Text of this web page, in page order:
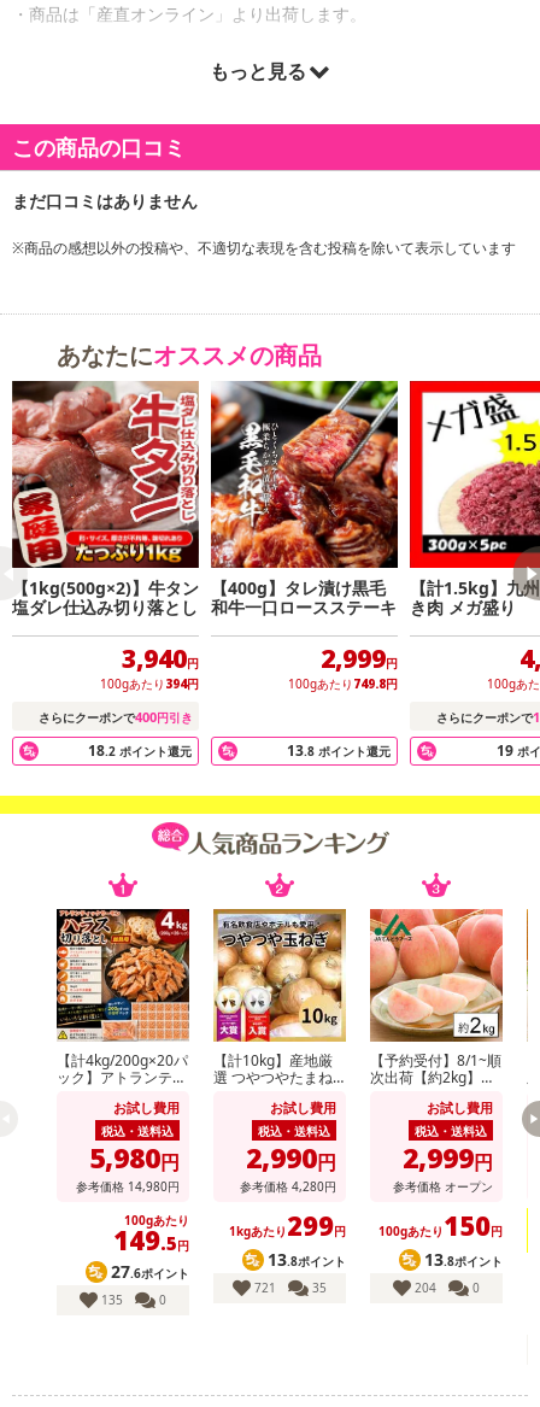
・商品は「産直オンライン」より出荷します。
鶏肉を,すり下ろしたニンニクやしょうがを効かせた
長野県中信地方（塩尻市・松本市等）の郷土料理です。
中信地方の居酒屋や食堂,家庭料理やスーパーの総菜
語呂合わせから命名されたという説や,山賊のように
丸ごと豪快に手づかみで食べたという説,山賊という名前の
食堂が始めたなどの説があります。
もっと見る
この商品の口コミ
※商品の感想以外の投稿や、不適切な表現を含む投稿を除いて表示しています
あなたにオススメの商品
【1kg(500g×2)】牛タン
塩ダレ仕込み切り落とし
3,940円
100gあたり 394円
さらにクーポンで400円引き
18.2 ポイント還元
【400g】タレ漬け黒毛
和牛一口ロースステーキ
2,999円
100gあたり 749.8円
13.8 ポイント還元
【計1.5kg】九
き肉 メガ盛り
100gあ
さらにクーポンで
19 ポ
【計4kg/200g×20パ
ック】アトランティ
切り落としお試し費用
税込・送料込
5,980円
参考価格 14,980円
100gあたり
149.5円
27.6ポイント
135
0
【計10kg】産地厳
選 つやつやたまね
お試し費用
税込・送料込
2,990円
参考価格 4,280円
1kgあたり 299円
13.8ポイント
721
35
【予約受付】8/1~順
次出荷【約2kg】山
玉数おまかせ)※ご家
お試し費用
税込・送料込
2,999円
参考価格 オープン
100gあたり 150円
13.8ポイント
204
0